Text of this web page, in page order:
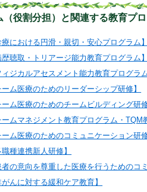
（役割分担）と関連する教育プ
療における円滑・親切・安心プログラム
歴聴取・トリアージ能力教育プログラム
ィジカルアセスメント能力教育プログラ
ム医療のためのリーダーシップ研修】
ーム医療のためのチームビルディング研
ームマネジメント教育プログラム・TQM
ーム医療のためのコミュニケーション研
種連携新人研修】
者の意向を尊重した医療を行うためのコ
んに対する緩和ケア教育】